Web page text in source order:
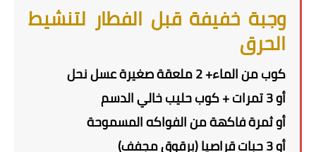
وجبة خفيفة قبل الفطار لتنشيط
الحرق
كوب من الماء+ 2 ملعقة صغيرة عسل نحل
أو 3 تمرات + كوب حليب خالي الدسم
أو ثمرة فاكهة من الفواكه المسموحة
أو 3 حبات قراصيا (برقوق مجفف)